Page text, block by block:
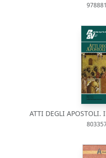
ATTI DEGLI APOSTOLI.